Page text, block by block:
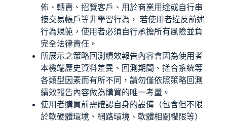
佈、轉賣、招覽客戶、用於商業用途或自行串
接交易帳戶等非學習行為， 若使用者違反前述
行為規範，使用者必須自行承擔所有風險並負
完全法律責任。
所展示之策略回測績效報告內容會因為使用者
本機端歷史資料差異、回測期間、搓合系統等
各類型因素而有所不同，請勿僅依照策略回測
績效報告內容做為購買的唯一考量。
使用者購買前需確認自身的設備（包含但不限
於軟硬體環境、網路環境、軟體相關權限等）